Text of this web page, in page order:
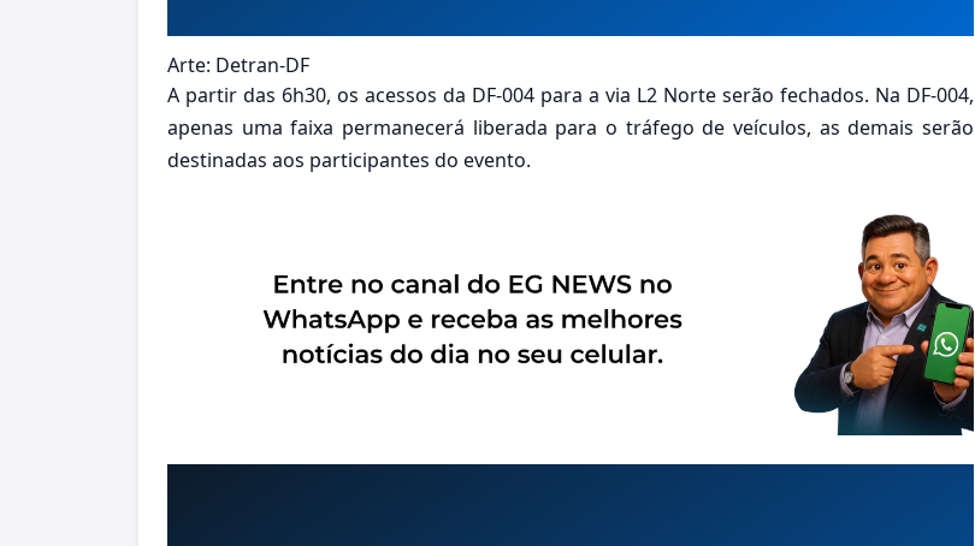
Arte: Detran-DF
A partir das 6h30, os acessos da DF-004 para a via L2 Norte serão fechados. Na DF-004,
apenas uma faixa permanecerá liberada para o tráfego de veículos, as demais serão
destinadas aos participantes do evento.